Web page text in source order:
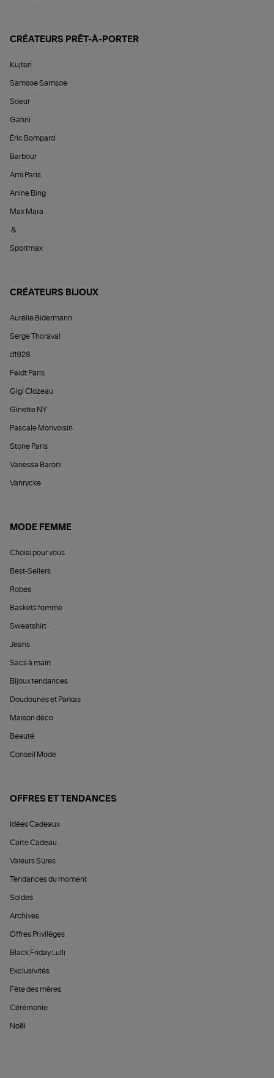
CRÉATEURS PRÊT-À-PORTER
Kujten
Samsoe Samsoe
Soeur
Ganni
Éric Bompard
Barbour
Ami Paris
Anine Bing
Max Mara
&
Sportmax
CRÉATEURS BIJOUX
Aurélie Bidermann
Serge Thoraval
d1928
Feidt Paris
Gigi Clozeau
Ginette NY
Pascale Monvoisin
Stone Paris
Vanessa Baroni
Vanrycke
MODE FEMME
Choisi pour vous
Best-Sellers
Robes
Baskets femme
Sweatshirt
Jeans
Sacs à main
Bijoux tendances
Doudounes et Parkas
Maison déco
Beauté
Conseil Mode
OFFRES ET TENDANCES
Idées Cadeaux
Carte Cadeau
Valeurs Sûres
Tendances du moment
Soldes
Archives
Offres Privilèges
Black Friday Lulli
Exclusivités
Fête des mères
Cérémonie
Noël